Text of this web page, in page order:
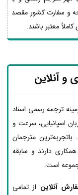
و سفارت کشور مقصد
معتبر باشند.
و آنلاین
ترجمه رسمی اسناد
اسپانیایی، سرعت و
مترجمان
دارند و سابقه
است.
آنلاین از تمامی